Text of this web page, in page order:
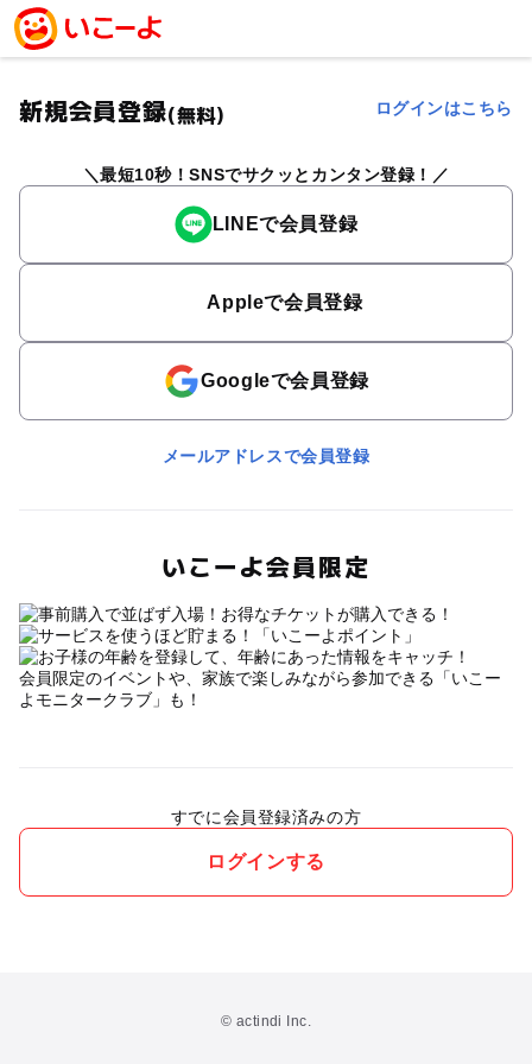
新規会員登録(無料) ログインはこちら
最短10秒！SNSでサクッとカンタン登録！
LINEで会員登録
Appleで会員登録
Googleで会員登録
メールアドレスで会員登録
いこーよ会員限定
会員限定のイベントや、家族で楽しみながら参加できる「いこー
よモニタークラブ」も！
すでに会員登録済みの方
ログインする
© actindi Inc.